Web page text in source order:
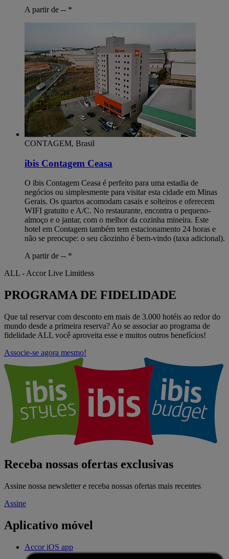
A partir de -- *
CONTAGEM, Brasil
ibis Contagem Ceasa
O ibis Contagem Ceasa é perfeito para uma estadia de
negócios ou simplesmente para visitar esta cidade em Minas
Gerais. Os quartos acomodam casais e solteiros e oferecem
WIFI gratuito e A/C. No restaurante, encontra o pequeno-
almoço e o jantar, com o melhor da cozinha mineira. Este
hotel em Contagem também tem estacionamento 24 horas e
não se preocupe: o seu cãozinho é bem-vindo (taxa adicional).
A partir de -- *
ALL - Accor Live Limitless
PROGRAMA DE FIDELIDADE
Que tal reservar com desconto em mais de 3.000 hotéis ao redor do
mundo desde a primeira reserva? Ao se associar ao programa de
fidelidade ALL você aproveita esse e muitos outros benefícios!
Associe-se agora mesmo!
Receba nossas ofertas exclusivas
Assine nossa newsletter e receba nossas ofertas mais recentes
Assine
Aplicativo móvel
Accor iOS app